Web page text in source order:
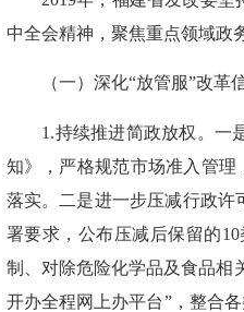
中全会精神，聚焦重点领域政
（一）深化“放管服”改革
1.持续推进简政放权。一是
知》，严格规范市场准入管理
落实。二是进一步压减行政许
署要求，公布压减后保留的
制、对除危险化学品及食品相
开办全程网上办平台”，整合